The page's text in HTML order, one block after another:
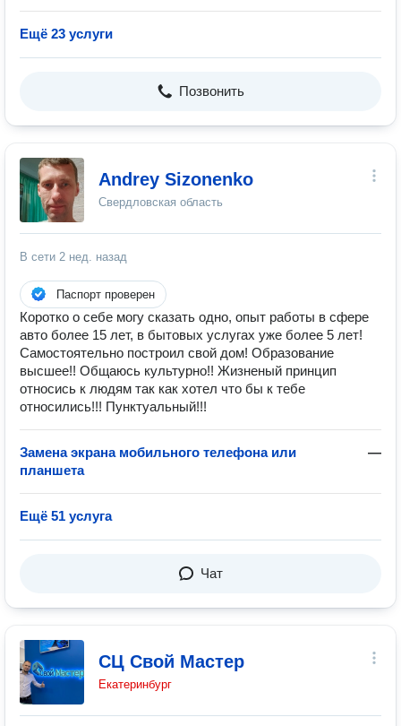
Ещё 23 услуги
Позвонить
Andrey Sizonenko
Свердловская область
В сети 2 нед. назад
Паспорт проверен
Коротко о себе могу сказать одно, опыт работы в сфере
авто более 15 лет, в бытовых услугах уже более 5 лет!
Самостоятельно построил свой дом! Образование
высшее!! Общаюсь культурно!! Жизненый принцип
относись к людям так как хотел что бы к тебе
относились!!! Пунктуальный!!!
Замена экрана мобильного телефона или
планшета
—
Ещё 51 услуга
Чат
СЦ Свой Мастер
Екатеринбург